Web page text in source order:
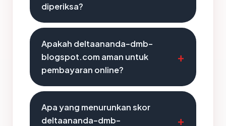
diperiksa?
Apakah deltaananda-dmb-
blogspot.com aman untuk
pembayaran online?
Apa yang menurunkan skor
deltaananda-dmb-